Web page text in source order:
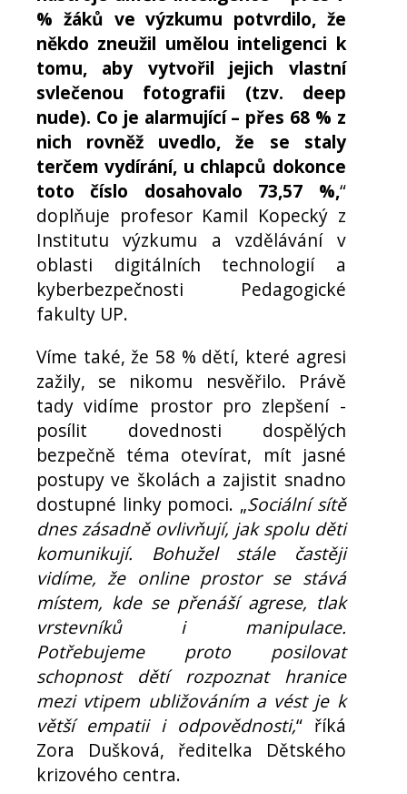
% žáků ve výzkumu potvrdilo, že
někdo zneužil umělou inteligenci k
tomu, aby vytvořil jejich vlastní
svlečenou fotografii (tzv. deep
nude). Co je alarmující – přes 68 % z
nich rovněž uvedlo, že se staly
terčem vydírání, u chlapců dokonce
toto číslo dosahovalo 73,57 %,“
doplňuje profesor Kamil Kopecký z
Institutu výzkumu a vzdělávání v
oblasti digitálních technologií a
kyberbezpečnosti Pedagogické
fakulty UP.
Víme také, že 58 % dětí, které agresi
zažily, se nikomu nesvěřilo. Právě
tady vidíme prostor pro zlepšení -
posílit dovednosti dospělých
bezpečně téma otevírat, mít jasné
postupy ve školách a zajistit snadno
dostupné linky pomoci. „Sociální sítě
dnes zásadně ovlivňují, jak spolu děti
komunikují. Bohužel stále častěji
vidíme, že online prostor se stává
místem, kde se přenáší agrese, tlak
vrstevníků i manipulace.
Potřebujeme proto posilovat
schopnost dětí rozpoznat hranice
mezi vtipem ubližováním a vést je k
větší empatii i odpovědnosti,“ říká
Zora Dušková, ředitelka Dětského
krizového centra.